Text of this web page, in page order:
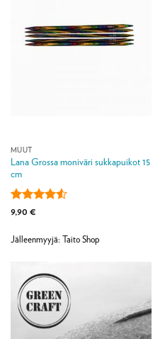
MUUT
Lana Grossa moniväri sukkapuikot 15
cm
Arvostelu
4.5
9,90 €
Jälleenmyyjä: Taito Shop